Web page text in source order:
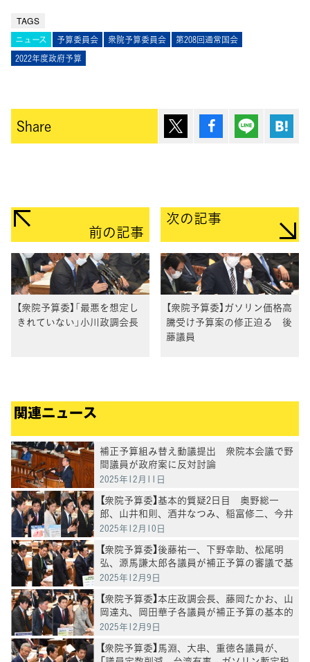
TAGS
ニュース 予算委員会 衆院予算委員会
第208回通常国会
2022年度政府予算
Share ポスト シェア Lineで送
前の記事
【衆院予算委】「最悪を想定し
きれていない」小川政調会長
次の記事
【衆院予算委】ガソリン価格高
騰受け予算案の修正迫る 後
藤議員
関連ニュース
補正予算組み替え動議提出 衆院本会議で野
間議員が政府案に反対討論
2025年12月11日
【衆院予算委】基本的質疑2日目 奥野総一
郎、山井和則、酒井なつみ、稲富修二、今井
雅人各議員が質疑
2025年12月10日
【衆院予算委】後藤祐一、下野幸助、松尾明
弘、源馬謙太郎各議員が補正予算の審議で基
本的質疑
2025年12月9日
【衆院予算委】本庄政調会長、藤岡たかお、山
岡達丸、岡田華子各議員が補正予算の基本的
質疑
2025年12月9日
【衆院予算委】馬淵、大串、重徳各議員が、